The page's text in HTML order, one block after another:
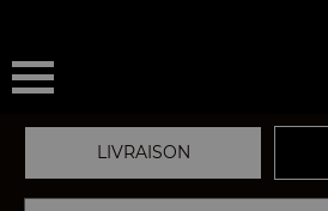
LIVRAISON